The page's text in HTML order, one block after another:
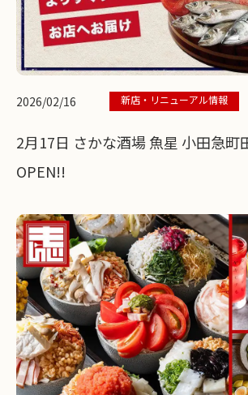
2026/02/16 新店・リニューアル情報
2月17日 さかな酒場 魚星 小田急町
OPEN!!